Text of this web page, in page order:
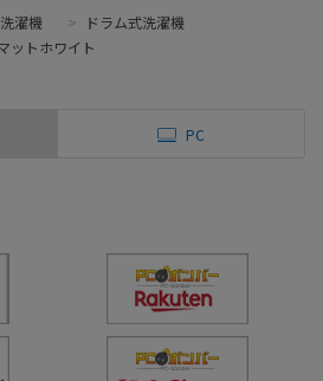
洗濯機 >
ドラム式洗濯機
ットホワイト
PC